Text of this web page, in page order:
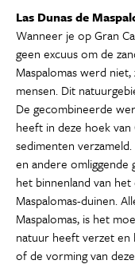
Las Dunas de
Wanneer je op Gran
geen excuus om de
Maspalomas werd
mensen. Dit
De gecombineerde
heeft in deze hoek
sedimenten
en andere omliggende
het binnenland van het
Maspalomas-duinen.
Maspalomas, is het
natuur heeft verzet en
of de vorming van